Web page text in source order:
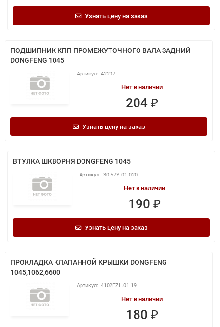
Узнать цену на заказ
ПОДШИПНИК КПП ПРОМЕЖУТОЧНОГО ВАЛА ЗАДНИЙ
DONGFENG 1045
42207
Нет в наличии
204 ₽
Узнать цену на заказ
ВТУЛКА ШКВОРНЯ DONGFENG 1045
30.57Y-01.020
Нет в наличии
190 ₽
Узнать цену на заказ
ПРОКЛАДКА КЛАПАННОЙ КРЫШКИ DONGFENG
1045,1062,6600
4102EZL.01.19
Нет в наличии
180 ₽